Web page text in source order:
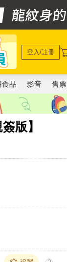
登入/註冊
食品 影音 售票
版】